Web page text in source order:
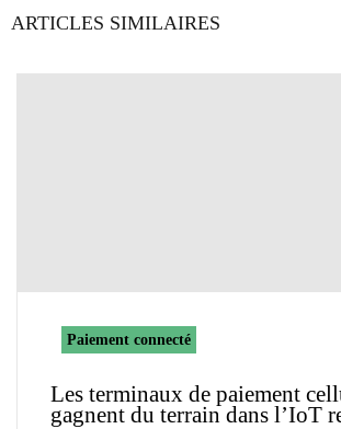
ARTICLES SIMILAIRES
Paiement connecté
Les terminaux de paiement
gagnent du terrain dans l’IoT